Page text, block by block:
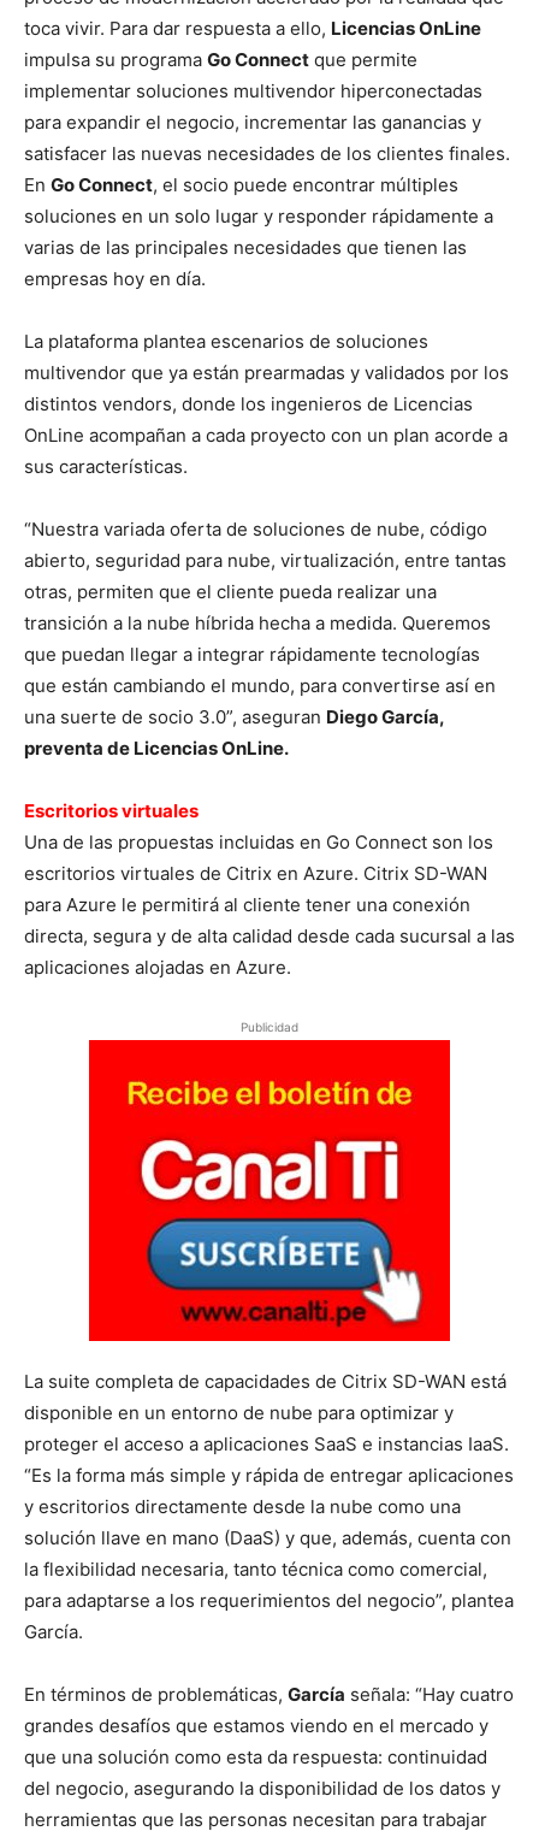
toca vivir. Para dar respuesta a ello, Licencias OnLine
impulsa su programa Go Connect que permite
implementar soluciones multivendor hiperconectadas
para expandir el negocio, incrementar las ganancias y
satisfacer las nuevas necesidades de los clientes finales.
En Go Connect, el socio puede encontrar múltiples
soluciones en un solo lugar y responder rápidamente a
varias de las principales necesidades que tienen las
empresas hoy en día.
La plataforma plantea escenarios de soluciones
multivendor que ya están prearmadas y validados por los
distintos vendors, donde los ingenieros de Licencias
OnLine acompañan a cada proyecto con un plan acorde a
sus características.
“Nuestra variada oferta de soluciones de nube, código
abierto, seguridad para nube, virtualización, entre tantas
otras, permiten que el cliente pueda realizar una
transición a la nube híbrida hecha a medida. Queremos
que puedan llegar a integrar rápidamente tecnologías
que están cambiando el mundo, para convertirse así en
una suerte de socio 3.0”, aseguran Diego García,
preventa de Licencias OnLine.
Escritorios virtuales
Una de las propuestas incluidas en Go Connect son los
escritorios virtuales de Citrix en Azure. Citrix SD-WAN
para Azure le permitirá al cliente tener una conexión
directa, segura y de alta calidad desde cada sucursal a las
aplicaciones alojadas en Azure.
Publicidad
La suite completa de capacidades de Citrix SD-WAN está
disponible en un entorno de nube para optimizar y
proteger el acceso a aplicaciones SaaS e instancias IaaS.
“Es la forma más simple y rápida de entregar aplicaciones
y escritorios directamente desde la nube como una
solución llave en mano (DaaS) y que, además, cuenta con
la flexibilidad necesaria, tanto técnica como comercial,
para adaptarse a los requerimientos del negocio”, plantea
García.
En términos de problemáticas, García señala: “Hay cuatro
grandes desafíos que estamos viendo en el mercado y
que una solución como esta da respuesta: continuidad
del negocio, asegurando la disponibilidad de los datos y
herramientas que las personas necesitan para trabajar